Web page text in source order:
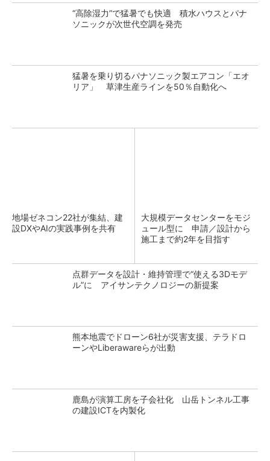
“高除湿力”で猛暑でも快適 積水ハウスとパナ
ソニックが次世代空調を発売
猛暑を乗り切るパナソニック製エアコン「エオ
リア」 草津生産ラインを50％自動化へ
地場ゼネコン22社が集結、建
設DXやAIの実践事例を共有
大規模データセンターをモジ
ュール型に 申請／設計から
施工まで約2年を目指す
点群データを設計・維持管理で“使える3Dモデ
ル”に アイサンテクノロジーの新提案
熊本地震でドローン6社が災害支援、テラドロ
ーンやLiberawareらが出動
鹿島が演算工房を子会社化 山岳トンネル工事
の建設ICTを内製化